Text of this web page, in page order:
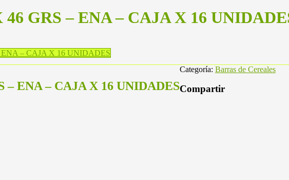
GRS – ENA – CAJA X 16
– CAJA X 16 UNIDADES
ENA – CAJA X 16 UNIDADES
Categoría: Barras de Cereales
Compartir